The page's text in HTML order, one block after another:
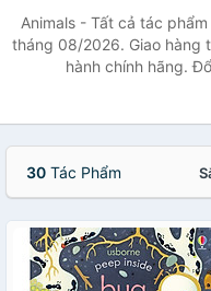
Animals - Tất cả tác
tháng 08/2026. Giao hàng
hành chính hãng.
30 Tác Phẩm